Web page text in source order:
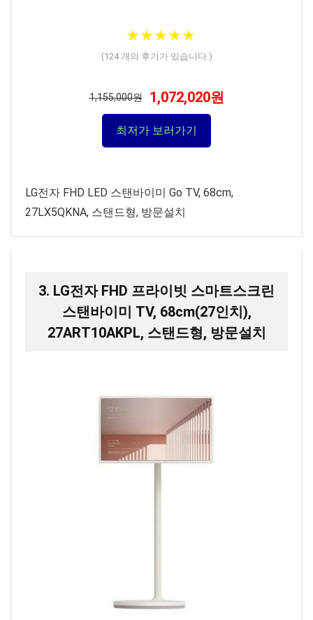
★★★★★
★★★★★
(124개의 후기가 있습니다.)
1,155,000원 1,072,020원
최저가 보러가기
LG전자 FHD LED 스탠바이미 Go TV, 68cm,
27LX5QKNA, 스탠드형, 방문설치
3. LG전자 FHD 프라이빗 스마트스크린
스탠바이미 TV, 68cm(27인치),
27ART10AKPL, 스탠드형, 방문설치